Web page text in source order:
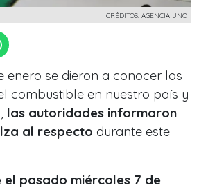
CRÉDITOS: AGENCIA UNO
enero se dieron a conocer los
combustible en nuestro país y
las autoridades informaron
al respecto durante este
el pasado miércoles 7 de